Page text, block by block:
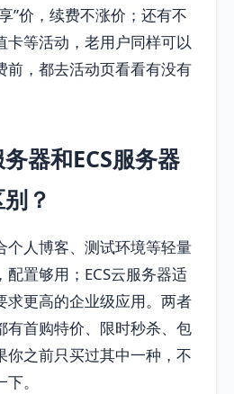
”价，续费不涨价；还有不
卡等活动，老用户同样可以
前，都去活动页看看有没有
器和ECS服务器
？
个人博客、测试环境等轻量
置够用；ECS云服务器适
求更高的企业级应用。两者
有首购特价、限时秒杀、包
你之前只买过其中一种，不
。